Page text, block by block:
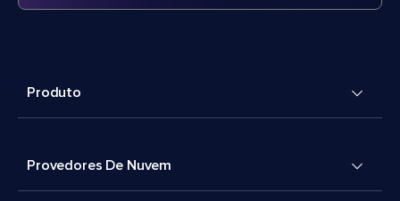
Produto
Provedores De Nuvem